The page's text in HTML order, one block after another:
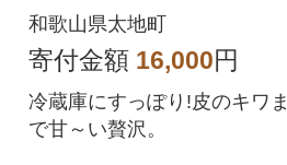
6sato】
和歌山県太地町
寄付金額 16,000円
冷蔵庫にすっぽり!皮のキワま
で甘～い贅沢。